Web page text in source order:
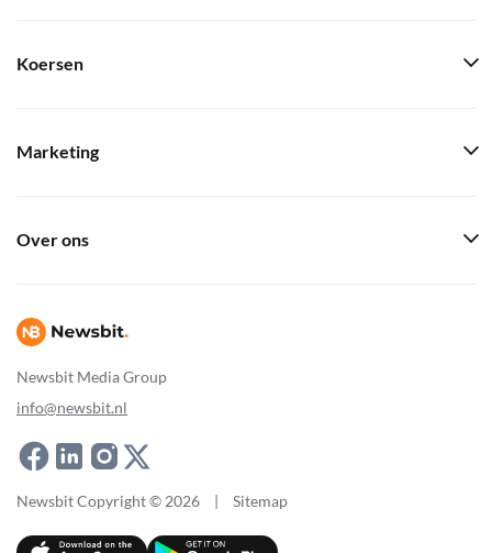
Newsbit Media Group
info@newsbit.nl
Koersen
Marketing
Over ons
Newsbit Copyright © 2026 | Sitemap